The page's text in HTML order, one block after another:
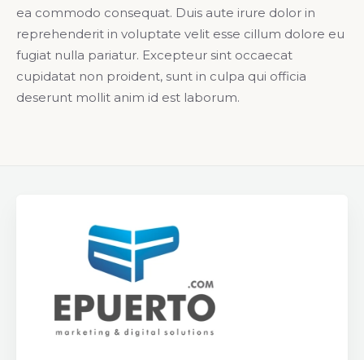
ea commodo consequat. Duis aute irure dolor in
reprehenderit in voluptate velit esse cillum dolore eu
fugiat nulla pariatur. Excepteur sint occaecat
cupidatat non proident, sunt in culpa qui officia
deserunt mollit anim id est laborum.